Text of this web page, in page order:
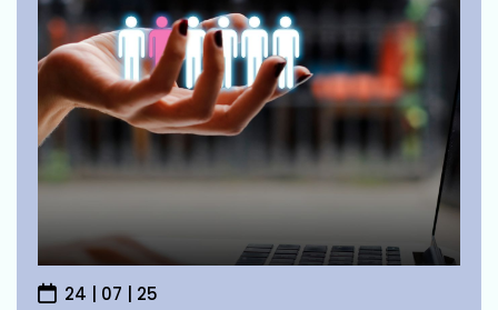
24 | 07 | 25